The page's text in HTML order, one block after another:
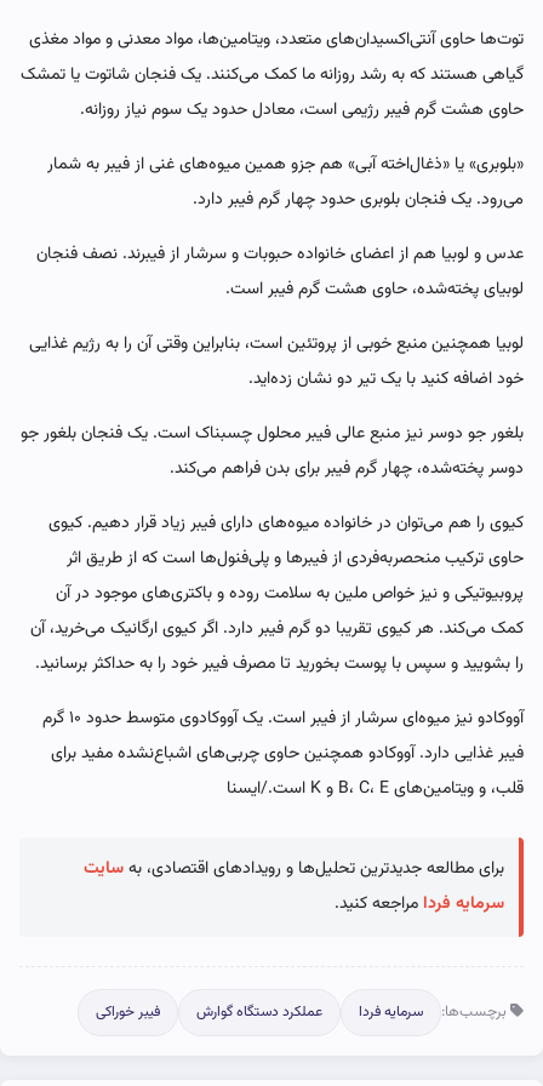
توت‌ها حاوی آنتی‌اکسیدان‌های متعدد، ویتامین‌ها، مواد معدنی و مواد مغذی
گیاهی‌ هستند که به رشد روزانه ما کمک می‌کنند. یک فنجان شاتوت یا تمشک
حاوی هشت‌ گرم فیبر رژیمی است، معادل حدود یک سوم نیاز روزانه.
«بلوبری» یا «ذغال‌اخته آبی» هم جزو همین میوه‌های غنی از فیبر به شمار
می‌رود. یک فنجان بلوبری حدود چهار گرم فیبر دارد.
عدس و لوبیا هم از اعضای خانواده حبوبات‌ و سرشار از فیبرند. نصف فنجان
لوبیای پخته‌شده، حاوی هشت گرم فیبر است.
لوبیا همچنین منبع خوبی از پروتئین است، بنابراین وقتی آن را به رژیم غذایی
خود اضافه کنید با یک تیر دو نشان زده‌اید.
بلغور جو دوسر نیز منبع عالی فیبر محلول چسبناک است. یک فنجان بلغور جو
دوسر پخته‌شده، چهار گرم فیبر برای بدن فراهم می‌کند.
کیوی‌ را هم می‌توان در خانواده میوه‌های دارای فیبر زیاد قرار دهیم. کیوی
حاوی ترکیب منحصربه‌فردی از فیبرها و پلی‌فنول‌ها است که از طریق اثر
پروبیوتیکی و نیز خواص ملین به سلامت روده و باکتری‌های موجود در آن
کمک می‌کند. هر کیوی تقریبا دو گرم فیبر دارد. اگر کیوی ارگانیک می‌خرید، آن
را بشویید و سپس با پوست بخورید تا مصرف فیبر خود را به حداکثر برسانید.
آووکادو نیز میوه‌ای سرشار از فیبر است. یک آووکادوی متوسط حدود ۱۰ گرم
فیبر غذایی دارد. آووکادو همچنین حاوی چربی‌های اشباع‌نشده مفید برای
قلب، و ویتامین‌های B، C، E و K است./ایسنا
برای مطالعه جدیدترین تحلیل‌ها و رویدادهای اقتصادی، بهسایت
سرمایه فردا مراجعه کنید.
برچسب‌ها: سرمایه فردا عملکرد دستگاه گوارش فیبر خوراکی